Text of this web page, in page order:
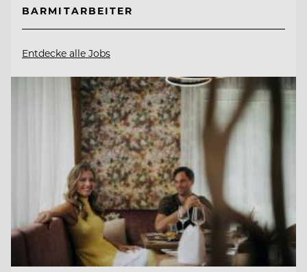
BARMITARBEITER
Entdecke alle Jobs